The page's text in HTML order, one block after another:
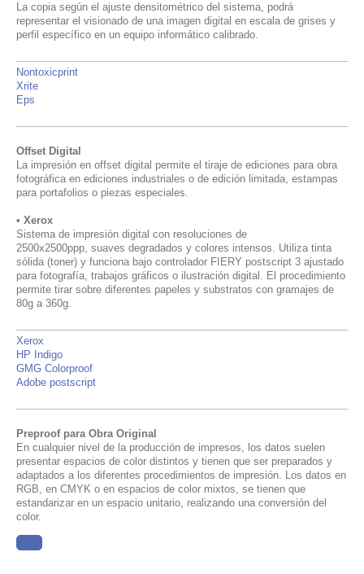
La copia según el ajuste densitométrico del sistema, podrá
representar el visionado de una imagen digital en escala de grises y
perfil específico en un equipo informático calibrado.
Nontoxicprint
Xrite
Eps
Offset Digital
La impresión en offset digital permite el tiraje de ediciones para obra
fotográfica en ediciones industriales o de edición limitada, estampas
para portafolios o piezas especiales.
• Xerox
Sistema de impresión digital con resoluciones de
2500x2500ppp, suaves degradados y colores intensos. Utiliza tinta
sólida (toner) y funciona bajo controlador FIERY postscript 3 ajustado
para fotografía, trabajos gráficos o ilustración digital. El procedimiento
permite tirar sobre diferentes papeles y substratos con gramajes de
80g a 360g.
Xerox
HP Indigo
GMG Colorproof
Adobe postscript
Preproof para Obra Original
En cualquier nivel de la producción de impresos, los datos suelen
presentar espacios de color distintos y tienen que ser preparados y
adaptados a los diferentes procedimientos de impresión. Los datos en
RGB, en CMYK o en espacios de color mixtos, se tienen que
estandarizar en un espacio unitario, realizando una conversión del
color.